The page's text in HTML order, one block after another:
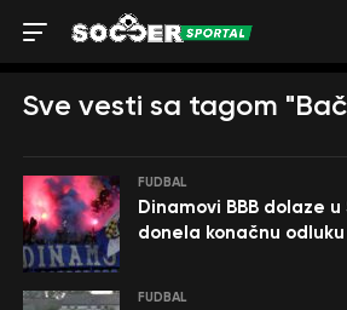
Sve vesti sa tagom
FUDBAL
Dinamovi BBB dolaze u
donela konačnu odluku
FUDBAL